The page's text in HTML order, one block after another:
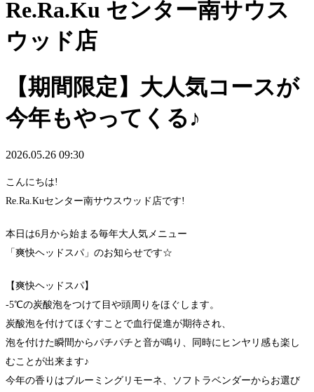
Re.Ra.Ku センター南サウス
ウッド店
【期間限定】大人気コースが
今年もやってくる♪
2026.05.26 09:30
こんにちは!
Re.Ra.Kuセンター南サウスウッド店です!
本日は6月から始まる毎年大人気メニュー
「爽快ヘッドスパ」のお知らせです☆
【爽快ヘッドスパ】
-5℃の炭酸泡をつけて目や頭周りをほぐします。
炭酸泡を付けてほぐすことで血行促進が期待され、
泡を付けた瞬間からパチパチと音が鳴り、同時にヒンヤリ感も楽し
むことが出来ます♪
今年の香りはブルーミングリモーネ、ソフトラベンダーからお選び